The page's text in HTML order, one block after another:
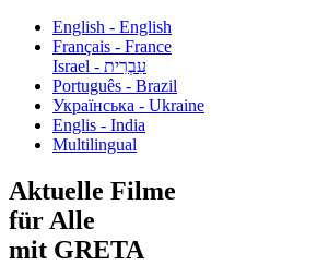
English - English
Français - France
עִבְרִית - Israel
Português - Brazil
Українська - Ukraine
Englis - India
Multilingual
Aktuelle Filme
für Alle
mit GRETA